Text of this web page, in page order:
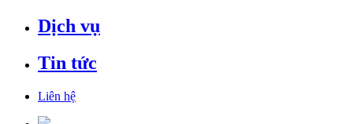
Dịch vụ
Tin tức
Liên hệ